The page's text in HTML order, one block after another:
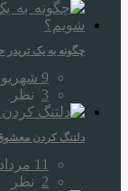
چگونه به یک
9 شهریور 1404
3 نظر
دلتنگ کردن
11 مرداد 1405
2 نظر